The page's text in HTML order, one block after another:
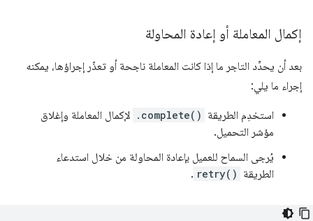
إكمال المعاملة أو إعادة المحاولة
بعد أن يحدِّد التاجر ما إذا كانت المعاملة ناجحة أو تعذّر إجراؤها، يمكنه
إجراء ما يلي:
استخدِم الطريقة .complete() لإكمال المعاملة وإغلاق
مؤشر التحميل.
يُرجى السماح للعميل بإعادة المحاولة من خلال استدعاء
الطريقة retry()
.